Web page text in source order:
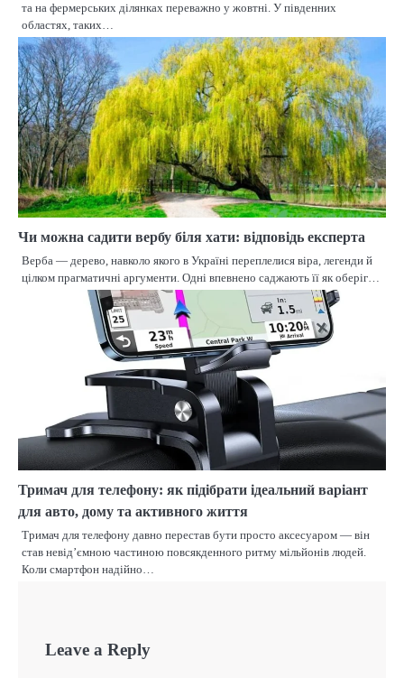
та на фермерських ділянках переважно у жовтні. У південних
областях, таких…
Чи можна садити вербу біля хати: відповідь експерта
Верба — дерево, навколо якого в Україні переплелися віра, легенди й
цілком прагматичні аргументи. Одні впевнено саджають її як оберіг…
Тримач для телефону: як підібрати ідеальний варіант
для авто, дому та активного життя
Тримач для телефону давно перестав бути просто аксесуаром — він
став невід’ємною частиною повсякденного ритму мільйонів людей.
Коли смартфон надійно…
Leave a Reply